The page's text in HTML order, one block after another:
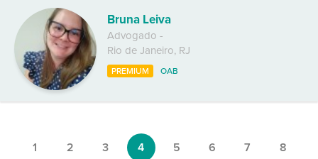
Bruna Leiva
Advogado -
Rio de Janeiro, RJ
PREMIUM OAB
1 2 3 4 5 6 7 8